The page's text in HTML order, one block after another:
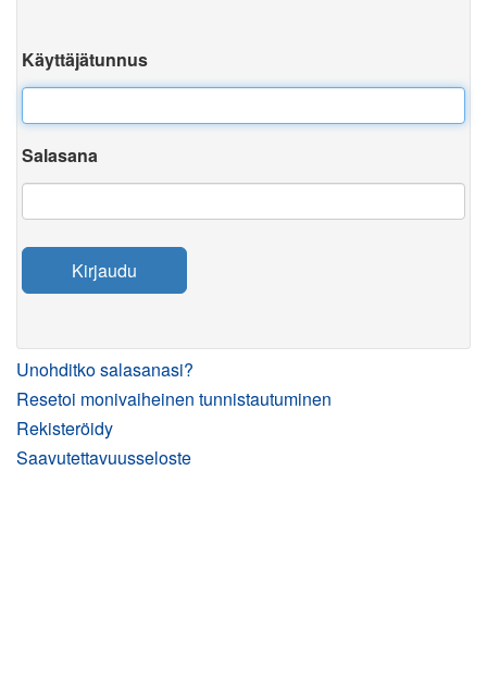
Käyttäjätunnus
Salasana
Kirjaudu
Unohditko salasanasi?
Resetoi monivaiheinen tunnistautuminen
Rekisteröidy
Saavutettavuusseloste